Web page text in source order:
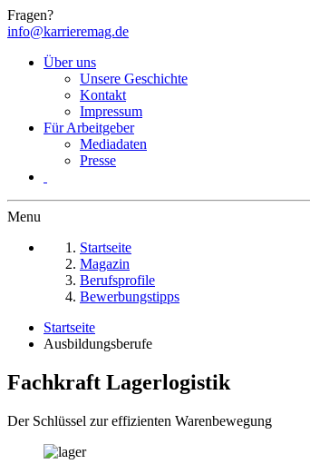
Fragen?
info@karrieremag.de
Über uns
Unsere Geschichte
Kontakt
Impressum
Für Arbeitgeber
Mediadaten
Presse
Menu
Startseite
Magazin
Berufsprofile
Bewerbungstipps
Startseite
Ausbildungsberufe
Fachkraft Lagerlogistik
Der Schlüssel zur effizienten Warenbewegung